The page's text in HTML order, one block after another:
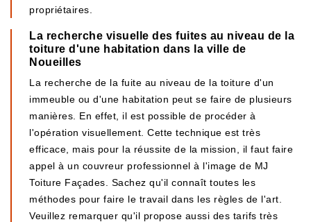
propriétaires.
La recherche visuelle des fuites au niveau de la
toiture d'une habitation dans la ville de
Noueilles
La recherche de la fuite au niveau de la toiture d'un
immeuble ou d'une habitation peut se faire de plusieurs
manières. En effet, il est possible de procéder à
l'opération visuellement. Cette technique est très
efficace, mais pour la réussite de la mission, il faut faire
appel à un couvreur professionnel à l'image de MJ
Toiture Façades. Sachez qu'il connaît toutes les
méthodes pour faire le travail dans les règles de l'art.
Veuillez remarquer qu'il propose aussi des tarifs très